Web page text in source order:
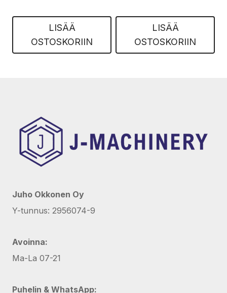
LISÄÄ
OSTOSKORIIN
LISÄÄ
OSTOSKORIIN
Juho Okkonen Oy
Y-tunnus: 2956074-9
Avoinna:
Ma-La 07-21
Puhelin & WhatsApp: